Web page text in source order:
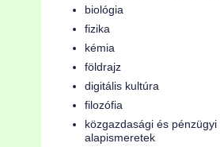
biológia
fizika
kémia
földrajz
digitális kultúra
filozófia
közgazdasági és pénzügyi
alapismeretek